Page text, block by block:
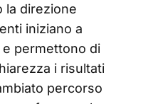
la direzione
iniziano a
permettono di
i risultati
percorso